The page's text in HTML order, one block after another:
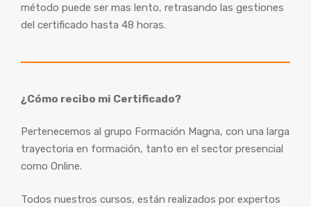
método puede ser mas lento, retrasando las gestiones
del certificado hasta 48 horas.
¿Cómo recibo mi Certificado?
Pertenecemos al grupo Formación Magna, con una larga
trayectoria en formación, tanto en el sector presencial
como Online.
Todos nuestros cursos, están realizados por expertos